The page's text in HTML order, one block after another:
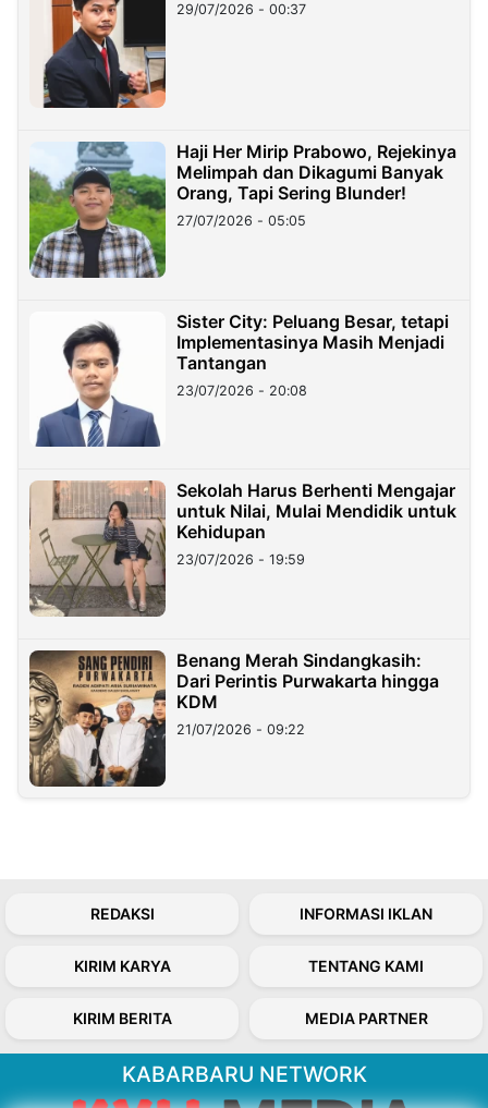
29/07/2026 - 00:37
Haji Her Mirip Prabowo, Rejekinya
Melimpah dan Dikagumi Banyak
Orang, Tapi Sering Blunder!
27/07/2026 - 05:05
Sister City: Peluang Besar, tetapi
Implementasinya Masih Menjadi
Tantangan
23/07/2026 - 20:08
Sekolah Harus Berhenti Mengajar
untuk Nilai, Mulai Mendidik untuk
Kehidupan
23/07/2026 - 19:59
Benang Merah Sindangkasih:
Dari Perintis Purwakarta hingga
KDM
21/07/2026 - 09:22
REDAKSI INFORMASI IKLAN
KIRIM KARYA TENTANG KAMI
KIRIM BERITA MEDIA PARTNER
KABARBARU NETWORK